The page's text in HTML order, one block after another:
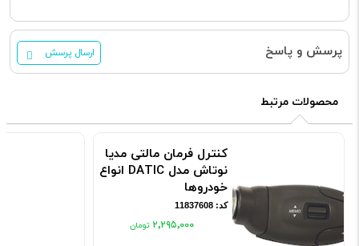
پرسش و پاسخ ارسال پرسش
محصولات مرتبط
کنترل فرمان مالتی مدیا
نوتاش مدل DATIC انواع
خودروها
کد: 11837608
۲٬۲۹۵٬۰۰۰